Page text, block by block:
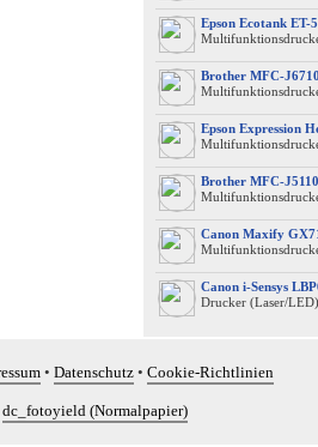
Epson Ecotank ET-
Brother MFC-
Epson Expression
Brother MFC-
Canon Maxify
Canon i-Sensys
Drucker (Laser/LED)
• Datenschutz • Cookie-Richtlinien
dc_fotoyield (Normalpapier)